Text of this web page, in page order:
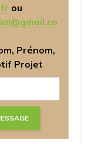
ou
Prénom,
Projet